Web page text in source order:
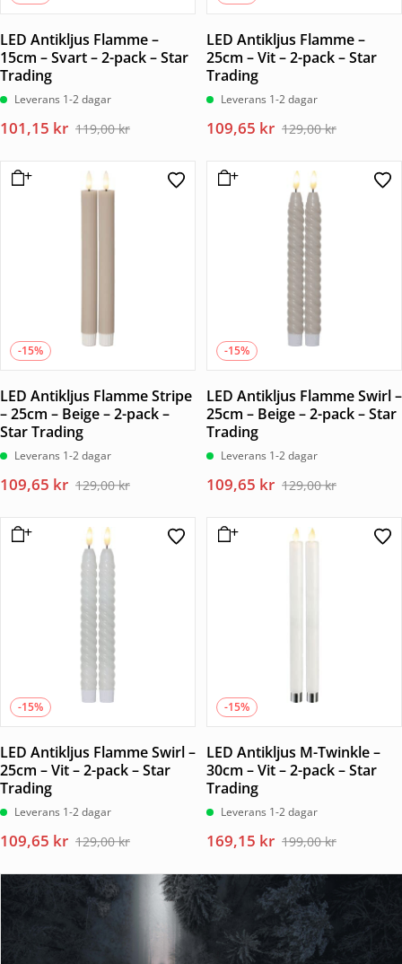
LED Antikljus Flamme –
15cm – Svart – 2-pack – Star
Trading
Leverans 1-2 dagar
119,00kr
Det
priset
var:
101,15 kr
Det
priset
är:
LED Antikljus Flamme –
25cm – Vit – 2-pack – Star
Trading
Leverans 1-2 dagar
129,00kr
Det
priset
var:
109,65 kr
Det
priset
är:
-15%
LED Antikljus Flamme Stripe
– 25cm – Beige – 2-pack –
Star Trading
Leverans 1-2 dagar
129,00kr
Det
priset
var:
109,65 kr
Det
priset
är:
-15%
LED Antikljus Flamme Swirl –
25cm – Beige – 2-pack – Star
Trading
Leverans 1-2 dagar
129,00kr
Det
priset
var:
109,65 kr
Det
priset
är:
-15%
LED Antikljus Flamme Swirl –
25cm – Vit – 2-pack – Star
Trading
Leverans 1-2 dagar
129,00kr
Det
priset
129,00 kr.
109,65 kr
Det
priset
109,65 kr.
-15%
LED Antikljus M-Twinkle –
30cm – Vit – 2-pack – Star
Trading
Leverans 1-2 dagar
199,00kr
Det
priset
var:
199,00 kr.
169,15 kr
Det
priset
är:
169,15 kr.